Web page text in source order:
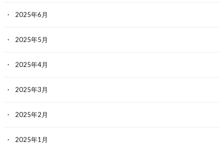
2025年6月
2025年5月
2025年4月
2025年3月
2025年2月
2025年1月